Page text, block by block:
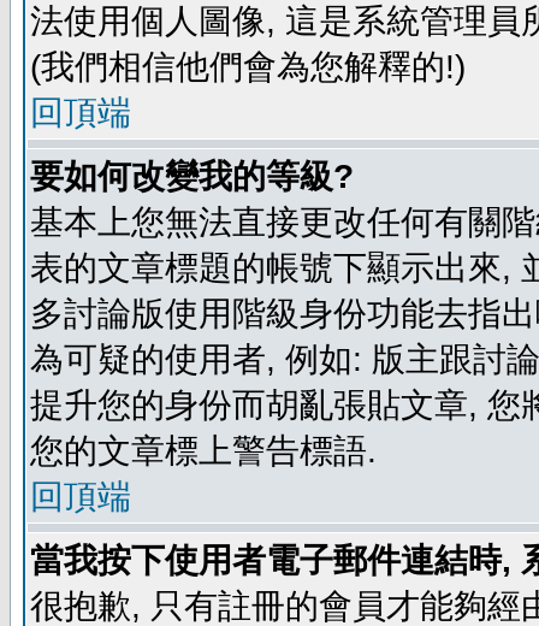
法使用個人圖像, 這是系統管理
(我們相信他們會為您解釋的!)
回頂端
要如何改變我的等級?
基本上您無法直接更改任何有關
表的文章標題的帳號下顯示出來,
多討論版使用階級身份功能去指
為可疑的使用者, 例如: 版主跟討
提升您的身份而胡亂張貼文章,
您的文章標上警告標語.
回頂端
當我按下使用者電子郵件連結時,
很抱歉, 只有註冊的會員才能夠